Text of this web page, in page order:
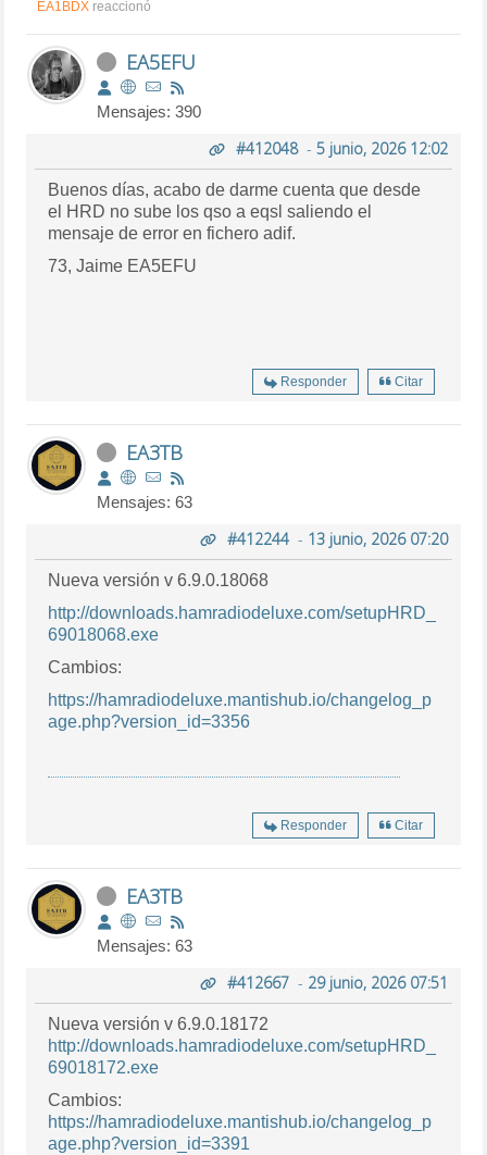
EA1BDX reaccionó
EA5EFU
Mensajes: 390
#412048- 5 junio, 2026 12:02
Buenos días, acabo de darme cuenta que desde
el HRD no sube los qso a eqsl saliendo el
mensaje de error en fichero adif.
73, Jaime EA5EFU
Responder Citar
EA3TB
Mensajes: 63
#412244- 13 junio, 2026 07:20
Nueva versión v 6.9.0.18068
http://downloads.hamradiodeluxe.com/setupHRD_
69018068.exe
Cambios:
https://hamradiodeluxe.mantishub.io/changelog_p
age.php?version_id=3356
Responder Citar
EA3TB
Mensajes: 63
#412667- 29 junio, 2026 07:51
Nueva versión v 6.9.0.18172
http://downloads.hamradiodeluxe.com/setupHRD_
69018172.exe
Cambios:
https://hamradiodeluxe.mantishub.io/changelog_p
age.php?version_id=3391